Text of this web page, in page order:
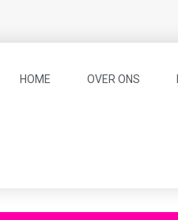
HOME OVER ONS